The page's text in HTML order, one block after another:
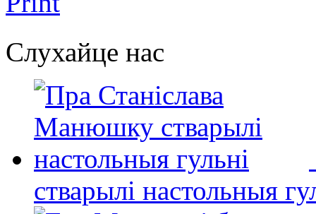
Слухайце нас
стварылі настольныя